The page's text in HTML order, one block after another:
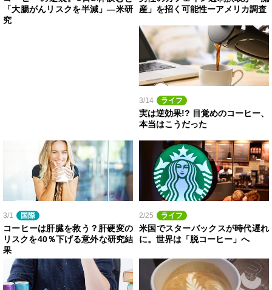
「大腸がんリスクを半減」―米研
究
産」を招く可能性ーアメリカ調査
3/14 ライフ
実は逆効果!? 目覚めのコーヒー、
本当はこうだった
3/1 国際
コーヒーは肝臓を救う？肝硬変の
リスクを40％下げる意外な研究結
果
2/25 ライフ
米国でスターバックスが時代遅れ
に。世界は「脱コーヒー」へ